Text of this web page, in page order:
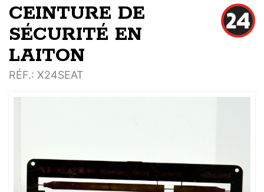
CEINTURE DE
SÉCURITÉ EN
LAITON
RÉF.: X24SEAT